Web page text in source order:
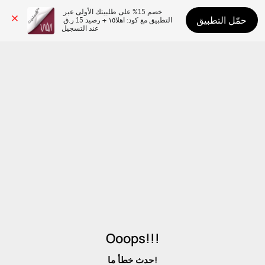
عند التسجيل
حمّل التطبيق
Ooops!!!
حدث خطأ ما!